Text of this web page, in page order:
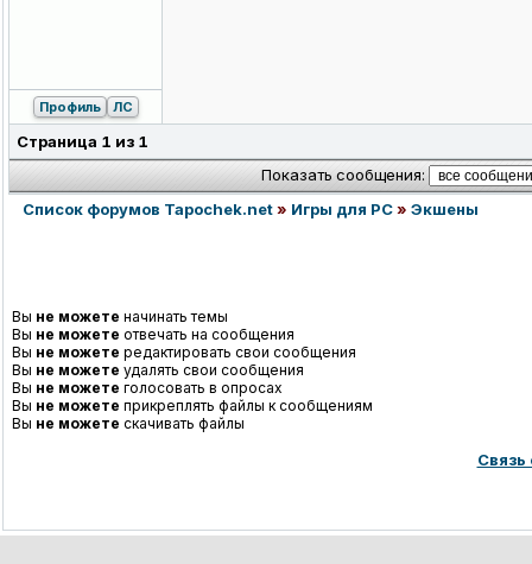
Профиль ЛС
Страница 1 из 1
Показать сообщения:
Список форумов Tapochek.net» Игры для PC» Экшены
Вы не можете начинать темы
Вы не можете отвечать на сообщения
Вы не можете редактировать свои сообщения
Вы не можете удалять свои сообщения
Вы не можете голосовать в опросах
Вы не можете прикреплять файлы к сообщениям
Вы не можете скачивать файлы